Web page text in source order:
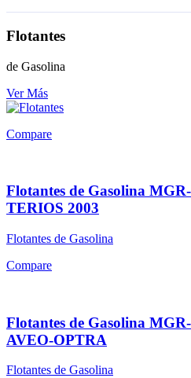
Flotantes
de Gasolina
Ver Más
Compare
Flotantes de Gasolina
TERIOS 2003
Flotantes de Gasolina
Compare
Flotantes de Gasolina
AVEO-OPTRA
Flotantes de Gasolina